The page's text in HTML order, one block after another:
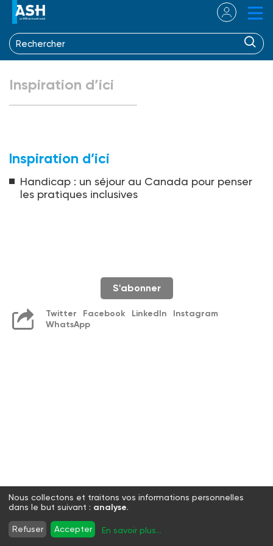
Inspiration d’ici
Inspiration d’ici
Handicap : un séjour au Canada pour penser
les pratiques inclusives
S'abonner
Twitter Facebook LinkedIn
Instagram
WhatsApp
Nous collectons et traitons vos informations personnelles
dans le but suivant : analyse.
Refuser Accepter En savoir plus...